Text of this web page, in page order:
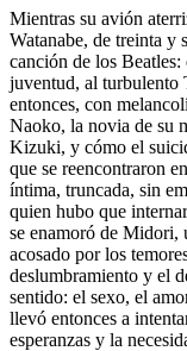
Mientras su avión
Watanabe, de treinta y
canción de los Beatles:
juventud, al turbulento
entonces, con
Naoko, la novia de su
Kizuki, y cómo el
que se reencontraron
íntima, truncada, sin
quien hubo que
se enamoró de Midori,
acosado por los
deslumbramiento y el
sentido: el sexo, el
llevó entonces a
esperanzas y la